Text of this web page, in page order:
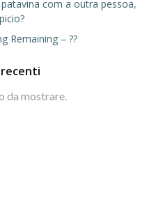
com a outra pessoa,
Remaining – ??
da mostrare.